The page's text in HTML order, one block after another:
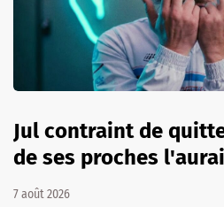
Jul contraint de
de ses proches
7 août 2026